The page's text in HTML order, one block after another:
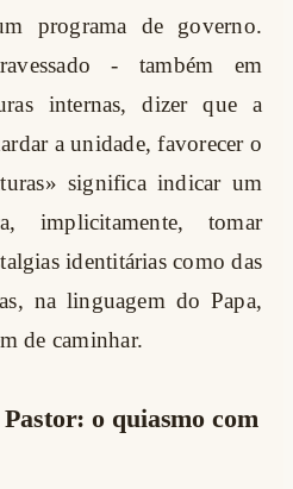
programa de governo.
- também em
internas, dizer que a
a unidade, favorecer o
significa indicar um
implicitamente, tomar
identitárias como das
na linguagem do Papa,
de caminhar.
o quiasmo com